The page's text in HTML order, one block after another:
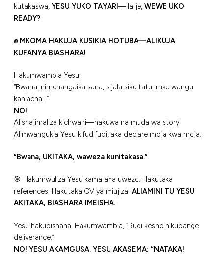
kutakaswa, YESU YUKO TAYARI—ila je, WEWE UKO
READY?
✊ MKOMA HAKUJA KUSIKIA HOTUBA—ALIKUJA
KUFANYA BIASHARA!
Hakumwambia Yesu:
“Bwana, nimehangaika sana, sijala siku tatu, mke wangu
kaniacha…”
NO!
Alishajimaliza kichwani—hakuwa na muda wa story!
Alimwangukia Yesu kifudifudi, aka declare moja kwa moja:
“Bwana, UKITAKA, waweza kunitakasa.”
🎯 Hakumwuliza Yesu kama ana uwezo. Hakutaka
references. Hakutaka CV ya miujiza. ALIAMINI TU YESU
AKITAKA, BIASHARA IMEISHA.
Yesu hakubishana. Hakumwambia, “Rudi kesho nikupange
deliverance.”
NO! YESU AKAMGUSA. YESU AKASEMA: “NATAKA!